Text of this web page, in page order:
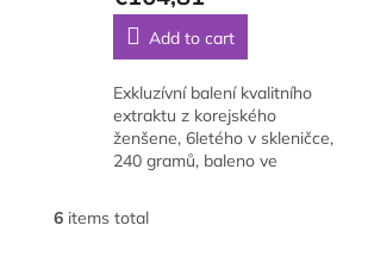
Add to cart
Exkluzívní balení kvalitního
extraktu z korejského
ženšene, 6letého v skleničce,
240 gramů, baleno ve
cca 70% hlavního kořene a z
cca 30%...
L
6 items total